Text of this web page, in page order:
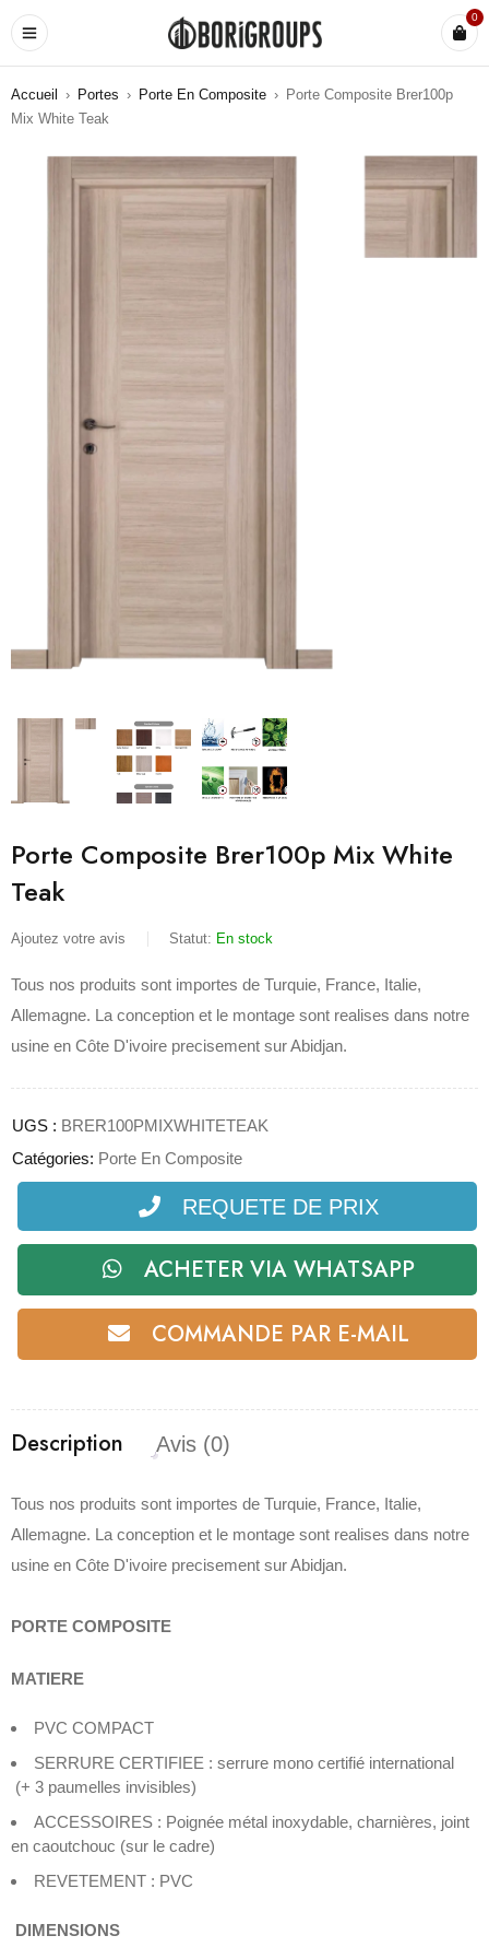
0
Accueil › Portes › Porte En Composite › Porte Composite Brer100p
Mix White Teak
Porte Composite Brer100p Mix White
Teak
Ajoutez votre avis Statut: En stock
Tous nos produits sont importes de Turquie, France, Italie,
Allemagne. La conception et le montage sont realises dans notre
usine en Côte D'ivoire precisement sur Abidjan.
UGS : BRER100PMIXWHITETEAK
Catégories: Porte En Composite
REQUETE DE PRIX
ACHETER VIA WHATSAPP
COMMANDE PAR E-MAIL
Description Avis (0)
Tous nos produits sont importes de Turquie, France, Italie,
Allemagne. La conception et le montage sont realises dans notre
usine en Côte D'ivoire precisement sur Abidjan.
PORTE COMPOSITE
MATIERE
PVC COMPACT
SERRURE CERTIFIEE : serrure mono certifié international
(+ 3 paumelles invisibles)
ACCESSOIRES : Poignée métal inoxydable, charnières, joint
en caoutchouc (sur le cadre)
REVETEMENT : PVC
DIMENSIONS